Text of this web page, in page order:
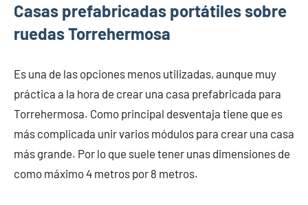
Casas prefabricadas portátiles sobre
ruedas Torrehermosa
Es una de las opciones menos utilizadas, aunque muy
práctica a la hora de crear una casa prefabricada para
Torrehermosa. Como principal desventaja tiene que es
más complicada unir varios módulos para crear una casa
más grande. Por lo que suele tener unas dimensiones de
como máximo 4 metros por 8 metros.